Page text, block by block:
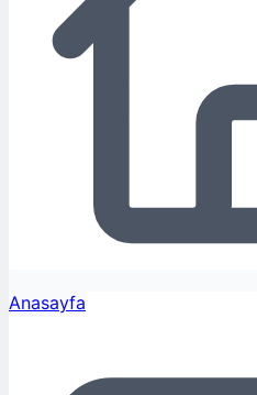
Anasayfa